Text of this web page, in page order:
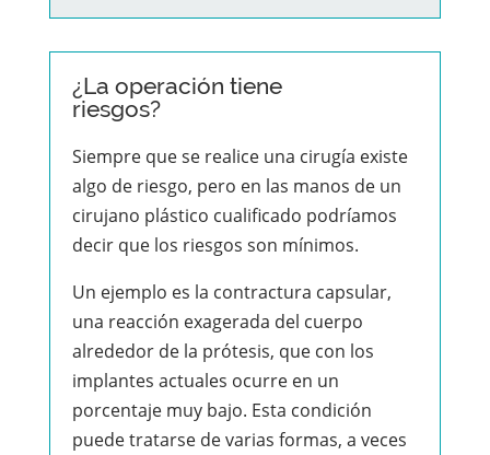
¿La operación tiene
riesgos?
Siempre que se realice una cirugía existe
algo de riesgo, pero en las manos de un
cirujano plástico cualificado podríamos
decir que los riesgos son mínimos.
Un ejemplo es la contractura capsular,
una reacción exagerada del cuerpo
alrededor de la prótesis, que con los
implantes actuales ocurre en un
porcentaje muy bajo. Esta condición
puede tratarse de varias formas, a veces